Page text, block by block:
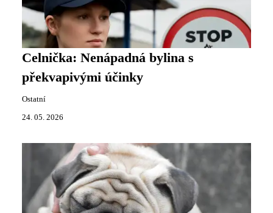
Celnička: Nenápadná bylina s
překvapivými účinky
Ostatní
24. 05. 2026